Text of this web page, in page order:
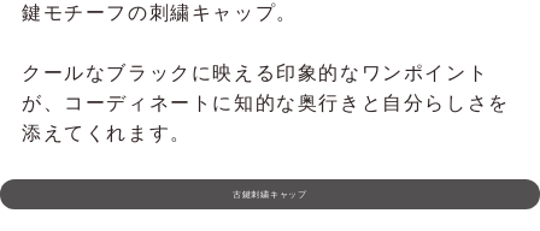
鍵モチーフの刺繍キャップ。
クールなブラックに映える印象的なワンポイント
が、コーディネートに知的な奥行きと自分らしさを
添えてくれます。
古鍵刺繍キャップ